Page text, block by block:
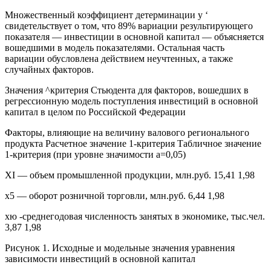
Множественный коэффициент детерминации у ‘
свидетельствует о том, что 89% вариации результирующего
показателя — инвестиции в основной капитал — объясняется
вошедшими в модель показателями. Остальная часть
вариации обусловлена действием неучтенных, а также
случайных факторов.
Значения ^критерия Стьюдента для факторов, вошедших в
регрессионную модель поступления инвестиций в основной
капитал в целом по Российской Федерации
Факторы, влияющие на величину валового регионального
продукта Расчетное значение 1-критерия Табличное значение
1-критерия (при уровне значимости а=0,05)
XI — объем промышленной продукции, млн.руб. 15,41 1,98
х5 — оборот розничной торговли, млн.руб. 6,44 1,98
хю -среднегодовая численность занятых в экономике, тыс.чел.
3,87 1,98
Рисунок 1. Исходные и модельные значения уравнения
зависимости инвестиций в основной капитал